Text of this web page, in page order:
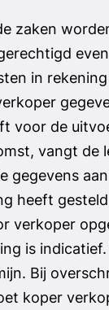
zaken
in
voor de
vangt de
gegevens
heeft
verkoper
is
Bij
koper